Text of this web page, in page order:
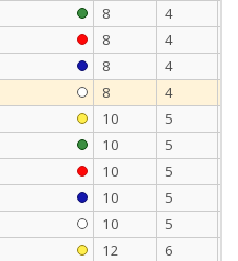
8 4
8 4
8 4
8 4
10 5
10 5
10 5
10 5
10 5
12 6